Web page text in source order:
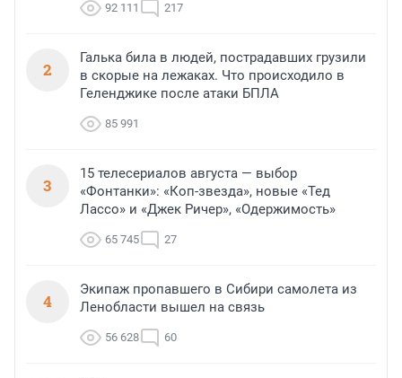
92 111 217
2
Галька била в людей, пострадавших грузили
в скорые на лежаках. Что происходило в
Геленджике после атаки БПЛА
85 991
3
15 телесериалов августа — выбор
«Фонтанки»: «Коп-звезда», новые «Тед
Лассо» и «Джек Ричер», «Одержимость»
65 745 27
4
Экипаж пропавшего в Сибири самолета из
Ленобласти вышел на связь
56 628 60